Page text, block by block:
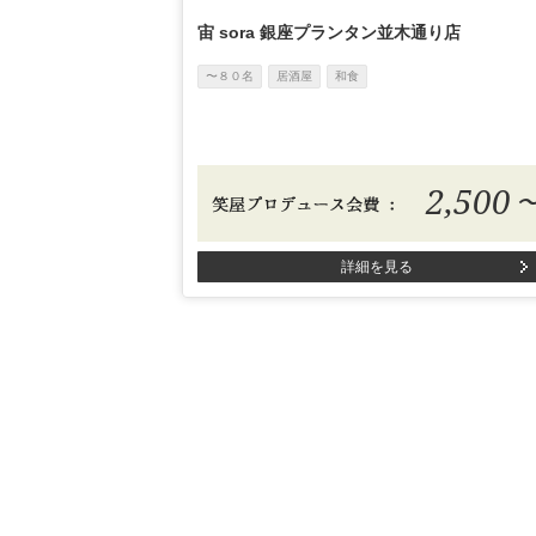
宙 sora 銀座プランタン並木通り店
〜８０名 居酒屋 和食
2,500
詳細を見る